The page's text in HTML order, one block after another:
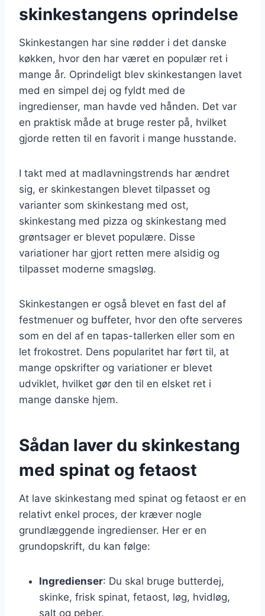
skinkestangens oprindelse
Skinkestangen har sine rødder i det danske
køkken, hvor den har været en populær ret i
mange år. Oprindeligt blev skinkestangen lavet
med en simpel dej og fyldt med de
ingredienser, man havde ved hånden. Det var
en praktisk måde at bruge rester på, hvilket
gjorde retten til en favorit i mange husstande.
I takt med at madlavningstrends har ændret
sig, er skinkestangen blevet tilpasset og
varianter som skinkestang med ost,
skinkestang med pizza og skinkestang med
grøntsager er blevet populære. Disse
variationer har gjort retten mere alsidig og
tilpasset moderne smagsløg.
Skinkestangen er også blevet en fast del af
festmenuer og buffeter, hvor den ofte serveres
som en del af en tapas-tallerken eller som en
let frokostret. Dens popularitet har ført til, at
mange opskrifter og variationer er blevet
udviklet, hvilket gør den til en elsket ret i
mange danske hjem.
Sådan laver du skinkestang
med spinat og fetaost
At lave skinkestang med spinat og fetaost er en
relativt enkel proces, der kræver nogle
grundlæggende ingredienser. Her er en
grundopskrift, du kan følge:
Ingredienser: Du skal bruge butterdej,
skinke, frisk spinat, fetaost, løg, hvidløg,
salt og peber.